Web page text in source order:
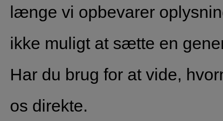
længe vi opbevarer
ikke muligt at sætte en
Har du brug for at vide,
os direkte.